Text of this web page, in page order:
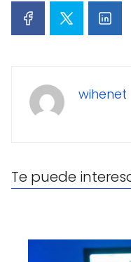
wihenet
Te puede